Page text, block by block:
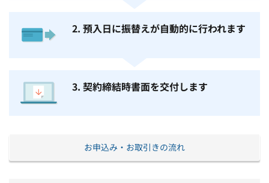
2. 預入日に振替えが自動的に行われます
3. 契約締結時書面を交付します
お申込み・お取引きの流れ